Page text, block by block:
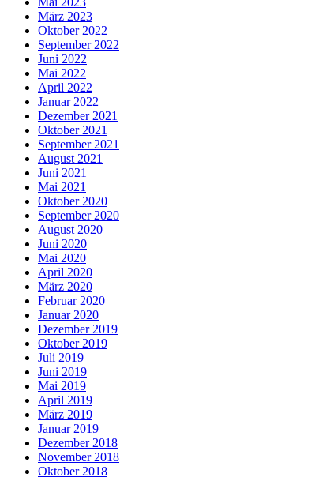
März 2023
Oktober 2022
September 2022
Juni 2022
Mai 2022
April 2022
Januar 2022
Dezember 2021
Oktober 2021
September 2021
August 2021
Juni 2021
Mai 2021
Oktober 2020
September 2020
August 2020
Juni 2020
Mai 2020
April 2020
März 2020
Februar 2020
Januar 2020
Dezember 2019
Oktober 2019
Juli 2019
Juni 2019
Mai 2019
April 2019
März 2019
Januar 2019
Dezember 2018
November 2018
Oktober 2018